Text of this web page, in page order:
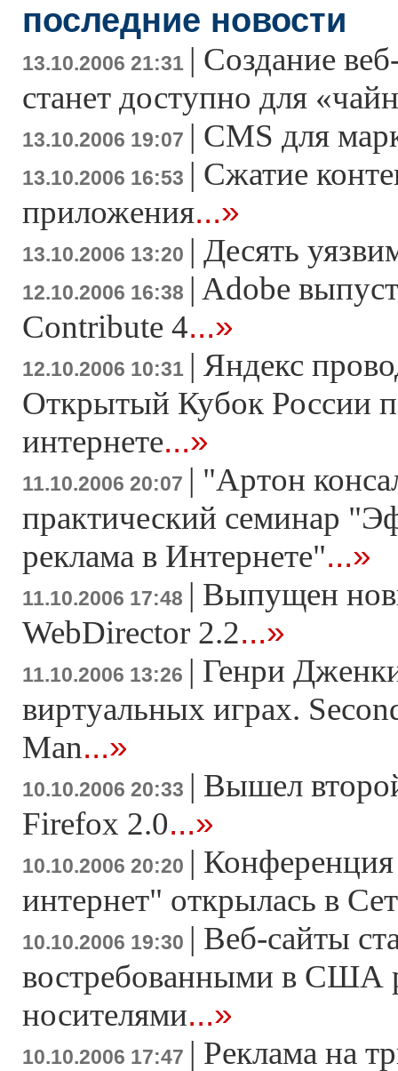
последние новости
13.10.2006 21:31 | Создание
станет доступно для
13.10.2006 19:07 | CMS для
13.10.2006 16:53 | Сжатие
приложения...»
13.10.2006 13:20 | Десять
12.10.2006 16:38 | Adobe
Contribute 4...»
12.10.2006 10:31 | Яндекс
Открытый Кубок Росcии
интернете...»
11.10.2006 20:07 | "Артон
практический семинар
реклама в Интернете"...»
11.10.2006 17:48 | Выпущен
WebDirector 2.2...»
11.10.2006 13:26 | Генри
виртуальных играх.
Man...»
10.10.2006 20:33 | Вышел
Firefox 2.0...»
10.10.2006 20:20 |
интернет" открылась в
10.10.2006 19:30 | Веб-сайты
востребованными в США
носителями...»
10.10.2006 17:47 | Реклама на